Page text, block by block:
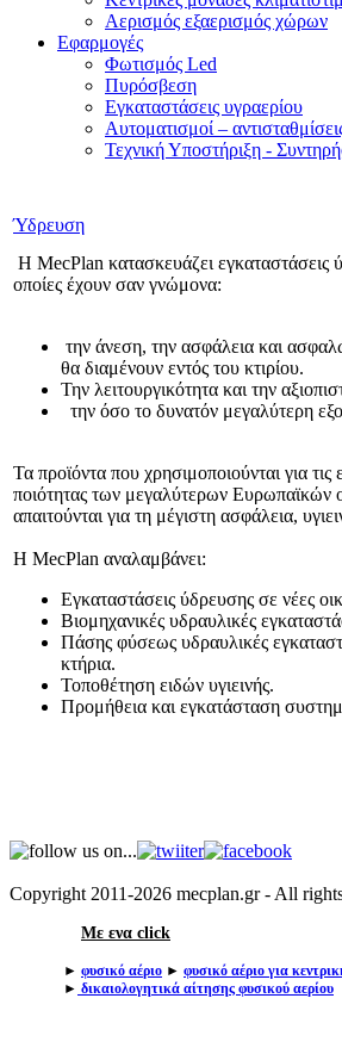
Αερισμός εξαερισμός χώρων
Εφαρμογές
Φωτισμός Led
Πυρόσβεση
Εγκαταστάσεις υγραερίου
Αυτοματισμοί –
Τεχνική Υποστήριξη -
Ύδρευση
Η MecPlan κατασκευάζει εγκαταστάσεις
οποίες έχουν σαν γνώμονα:
την άνεση, την ασφάλεια και
θα διαμένουν εντός του κτιρίου.
Την λειτουργικότητα και την
την όσο το δυνατόν μεγαλύτερη
Τα προϊόντα που χρησιμοποιούνται για
ποιότητας των μεγαλύτερων Ευρωπαϊκών
απαιτούνται για τη μέγιστη ασφάλεια,
Η MecPlan αναλαμβάνει:
Εγκαταστάσεις ύδρευσης σε νέες
Βιομηχανικές υδραυλικές
Πάσης φύσεως υδραυλικές
κτήρια.
Τοποθέτηση ειδών υγιεινής.
Προμήθεια και εγκατάσταση
Copyright 2011-2026 mecplan.gr - All
Με ενα click
► φυσικό αέριο ► φυσικό αέριο για
► δικαιολογητικά αίτησης φυσικού αερίου